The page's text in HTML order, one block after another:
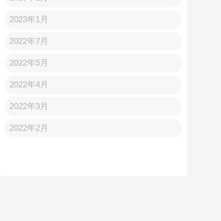
2023年1月
2022年7月
2022年5月
2022年4月
2022年3月
2022年2月